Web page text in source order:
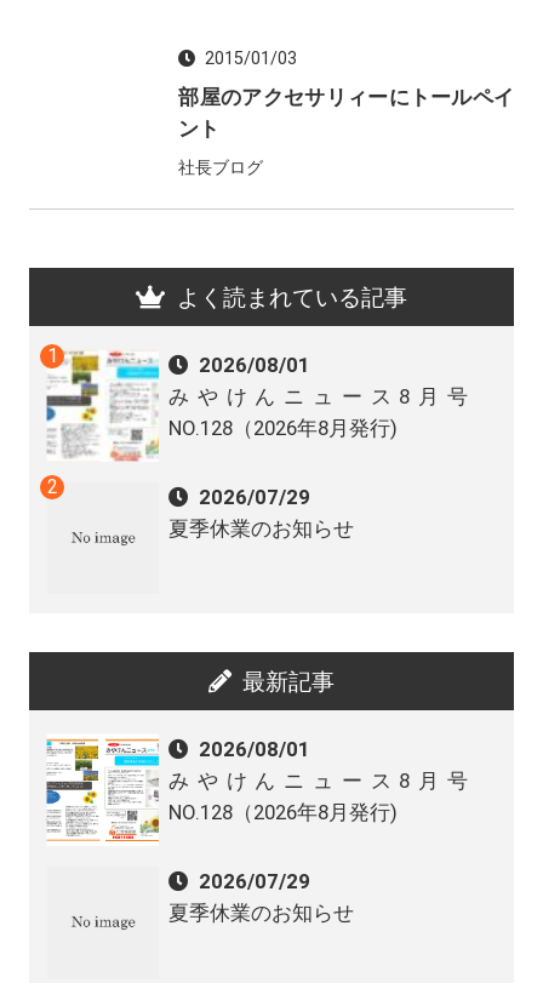
2015/01/03
部屋のアクセサリィーにトールペイ
ント
社長ブログ
よく読まれている記事
2026/08/01
みやけんニュース8月号
NO.128（2026年8月発行)
2026/07/29
夏季休業のお知らせ
最新記事
2026/08/01
みやけんニュース8月号
NO.128（2026年8月発行)
2026/07/29
夏季休業のお知らせ